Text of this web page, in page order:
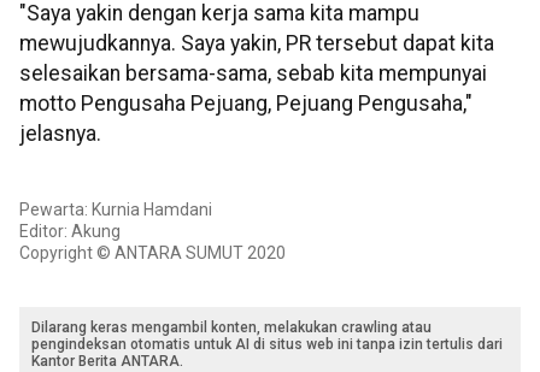
"Saya yakin dengan kerja sama kita mampu
mewujudkannya. Saya yakin, PR tersebut dapat kita
selesaikan bersama-sama, sebab kita mempunyai
motto Pengusaha Pejuang, Pejuang Pengusaha,"
jelasnya.
Pewarta: Kurnia Hamdani
Editor: Akung
Copyright © ANTARA SUMUT 2020
Dilarang keras mengambil konten, melakukan crawling atau
pengindeksan otomatis untuk AI di situs web ini tanpa izin tertulis dari
Kantor Berita ANTARA.